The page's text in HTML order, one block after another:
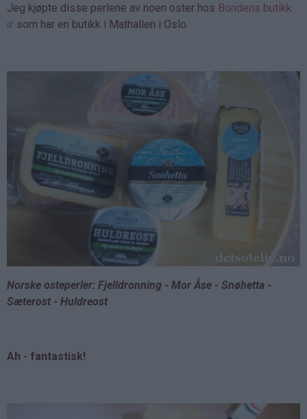
Jeg kjøpte disse perlene av noen oster hos Bondens butikk
som har en butikk i Mathallen i Oslo.
Norske osteperler: Fjelldronning - Mor Åse - Snøhetta -
Sæterost - Huldreost
Ah - fantastisk!